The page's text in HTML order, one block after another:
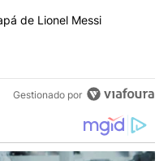
"Murió Jorge Messi, el
de Lionel Messi
Gestionado por